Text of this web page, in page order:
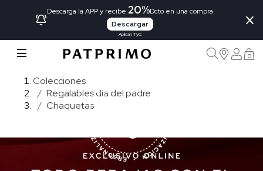
Descarga la APP y recibe 20%Dcto en una compra
Descargar
Aplican TyC
×
0
Colecciones
Regalables día del padre
Chaquetas